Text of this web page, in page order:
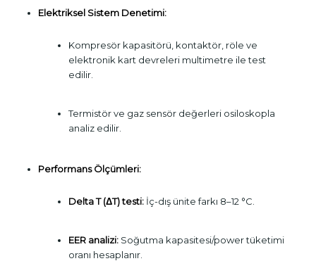
Elektriksel Sistem Denetimi:
Kompresör kapasitörü, kontaktör, röle ve
elektronik kart devreleri multimetre ile test
edilir.
Termistör ve gaz sensör değerleri osiloskopla
analiz edilir.
Performans Ölçümleri:
Delta T (ΔT) testi:İç-dış ünite farkı 8–12 °C.
EER analizi:Soğutma kapasitesi/power tüketimi
oranı hesaplanır.